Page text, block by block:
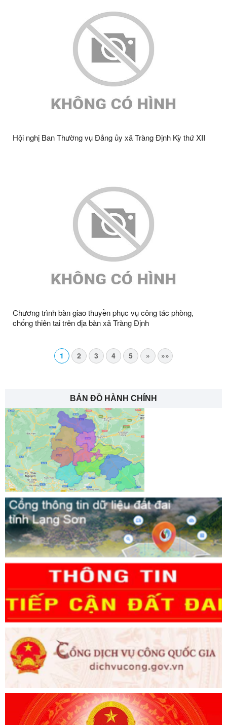
Hội nghị Ban Thường vụ Đảng ủy xã Tràng Định Kỳ thứ XII
Chương trình bàn giao thuyền phục vụ công tác phòng,
chống thiên tai trên địa bàn xã Tràng Định
1 2 3 4 5 » »»
BẢN ĐỒ HÀNH CHÍNH